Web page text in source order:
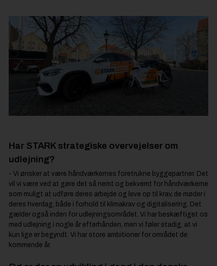
Har STARK strategiske overvejelser om
udlejning?
- Vi ønsker at være håndværkernes foretrukne byggepartner. Det
vil vi være ved at gøre det så nemt og bekvemt for håndværkerne
som muligt at udføre deres arbejde og leve op til krav, de møder i
deres hverdag, både i forhold til klimakrav og digitalisering. Det
gælder også inden for udlejningsområdet. Vi har beskæftiget os
med udlejning i nogle år efterhånden, men vi føler stadig, at vi
kun lige er begyndt. Vi har store ambitioner for området de
kommende år.